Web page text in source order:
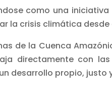
como una
la crisis climática
de la Cuenca
directamente con
desarrollo propio, justo